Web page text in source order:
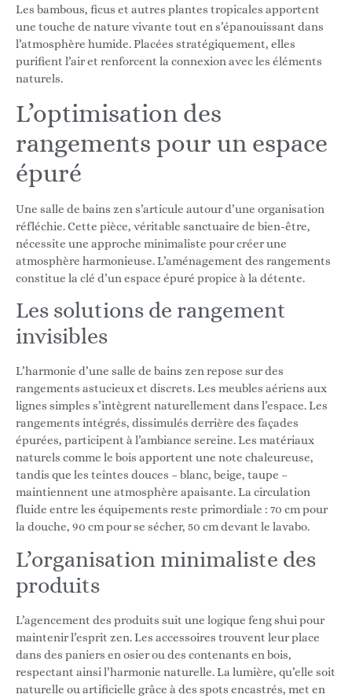
Les bambous, ficus et autres plantes tropicales apportent
une touche de nature vivante tout en s’épanouissant dans
l’atmosphère humide. Placées stratégiquement, elles
purifient l’air et renforcent la connexion avec les éléments
naturels.
L’optimisation des
rangements pour un espace
épuré
Une salle de bains zen s’articule autour d’une organisation
réfléchie. Cette pièce, véritable sanctuaire de bien-être,
nécessite une approche minimaliste pour créer une
atmosphère harmonieuse. L’aménagement des rangements
constitue la clé d’un espace épuré propice à la détente.
Les solutions de rangement
invisibles
L’harmonie d’une salle de bains zen repose sur des
rangements astucieux et discrets. Les meubles aériens aux
lignes simples s’intègrent naturellement dans l’espace. Les
rangements intégrés, dissimulés derrière des façades
épurées, participent à l’ambiance sereine. Les matériaux
naturels comme le bois apportent une note chaleureuse,
tandis que les teintes douces – blanc, beige, taupe –
maintiennent une atmosphère apaisante. La circulation
fluide entre les équipements reste primordiale : 70 cm pour
la douche, 90 cm pour se sécher, 50 cm devant le lavabo.
L’organisation minimaliste des
produits
L’agencement des produits suit une logique feng shui pour
maintenir l’esprit zen. Les accessoires trouvent leur place
dans des paniers en osier ou des contenants en bois,
respectant ainsi l’harmonie naturelle. La lumière, qu’elle soit
naturelle ou artificielle grâce à des spots encastrés, met en